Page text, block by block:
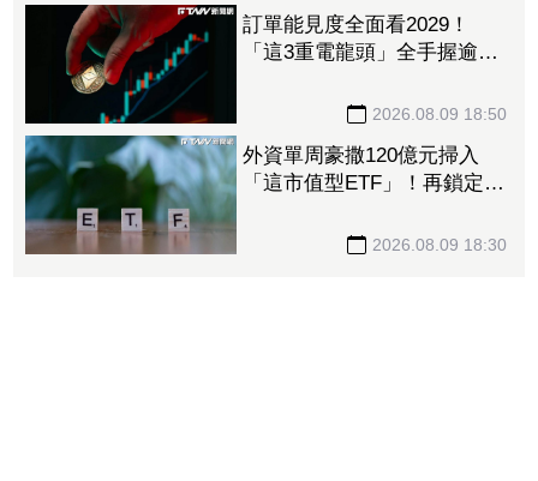
訂單能見度全面看2029！
「這3重電龍頭」全手握逾百
承認第二季財報2026.08.09 18:50
外資單周豪撒120億元掃入
「這市值型ETF」！再鎖定5
2026.08.09 18:30